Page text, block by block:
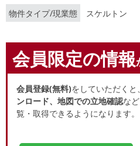
物件タイプ/現業態 スケルトン
会員限定の情報
会員登録(無料)をしていただくと
ンロード、地図での立地確認など
覧・取得できるようになります。